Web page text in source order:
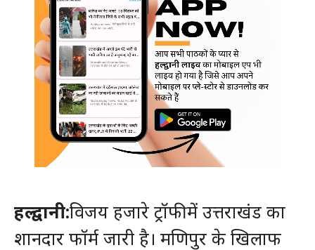
हल्द्वानी:विजय हजारे ट्रॉफी में उत्तराखंड का
शानदार फॉर्म जारी है। मणिपुर के खिलाफ